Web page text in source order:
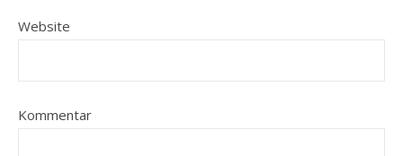
Website
Kommentar